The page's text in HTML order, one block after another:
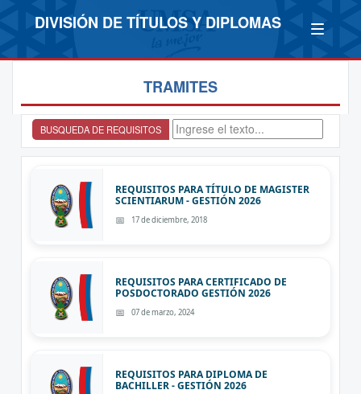
DIVISIÓN DE TÍTULOS Y DIPLOMAS
TRAMITES
BUSQUEDA DE REQUISITOS
REQUISITOS PARA TÍTULO DE MAGISTER
SCIENTIARUM - GESTIÓN 2026
17 de diciembre, 2018
REQUISITOS PARA CERTIFICADO DE
POSDOCTORADO GESTIÓN 2026
07 de marzo, 2024
REQUISITOS PARA DIPLOMA DE
BACHILLER - GESTIÓN 2026